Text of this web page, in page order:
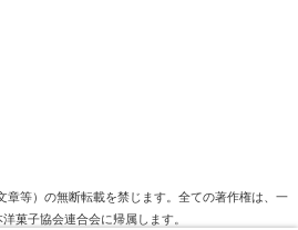
章等）の無断転載を禁じます。全ての著作権は、一
菓子協会連合会に帰属します。